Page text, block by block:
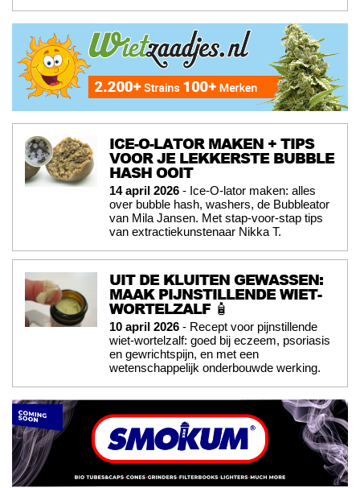
ICE-O-LATOR MAKEN + TIPS
VOOR JE LEKKERSTE BUBBLE
HASH OOIT
14 april 2026 - Ice-O-lator maken: alles
over bubble hash, washers, de Bubbleator
van Mila Jansen. Met stap-voor-stap tips
van extractiekunstenaar Nikka T.
UIT DE KLUITEN GEWASSEN:
MAAK PIJNSTILLENDE WIET-
WORTELZALF 🧴
10 april 2026 - Recept voor pijnstillende
wiet-wortelzalf: goed bij eczeem, psoriasis
en gewrichtspijn, en met een
wetenschappelijk onderbouwde werking.